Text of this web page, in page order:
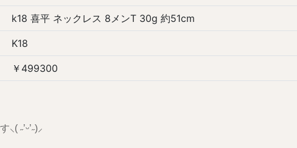
k18 喜平 ネックレス 8メンT 30g 約51cm
K18
￥499300
˶’ᵕ’˶)⸝